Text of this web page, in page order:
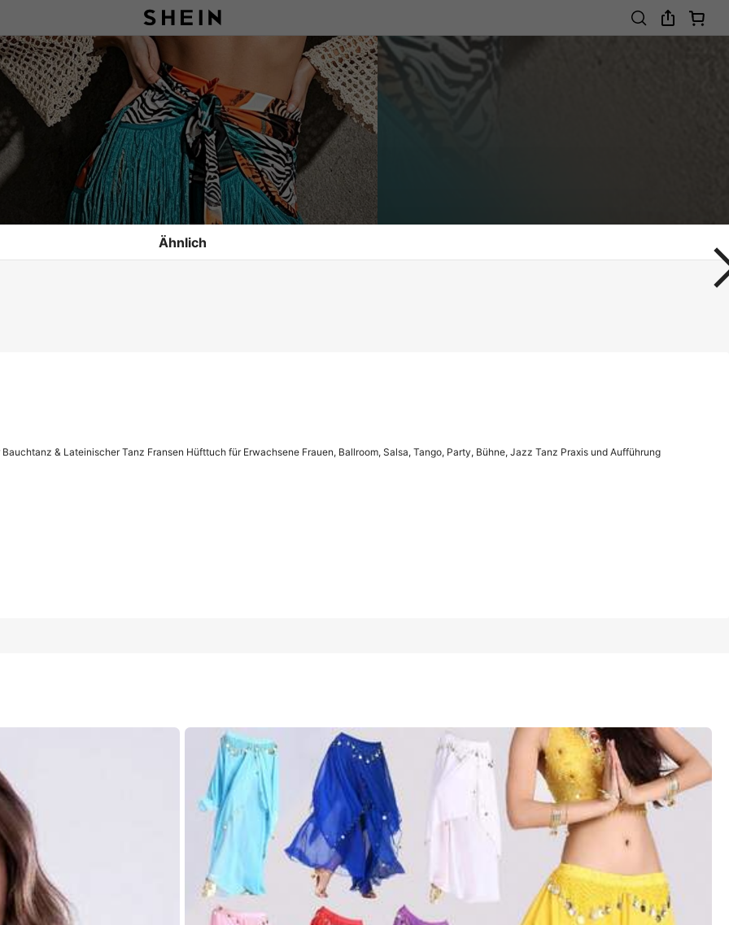
Fransen Hüfttuch für Erwachsene Frauen, Ballroom, Salsa, Tango, Party, Bühne, Jazz Tanz Praxis und Aufführung
Streifen braun braune Quaste mit Leopardenmuster
schwarze Quaste mit Leopardenmuster
Ähnlich
& Lateinischer Tanz Fransen Hüfttuch für Erwachsene Frauen, Ballroom, Salsa, Tango, Party, Bühne, Jazz Tanz Praxis und Aufführung